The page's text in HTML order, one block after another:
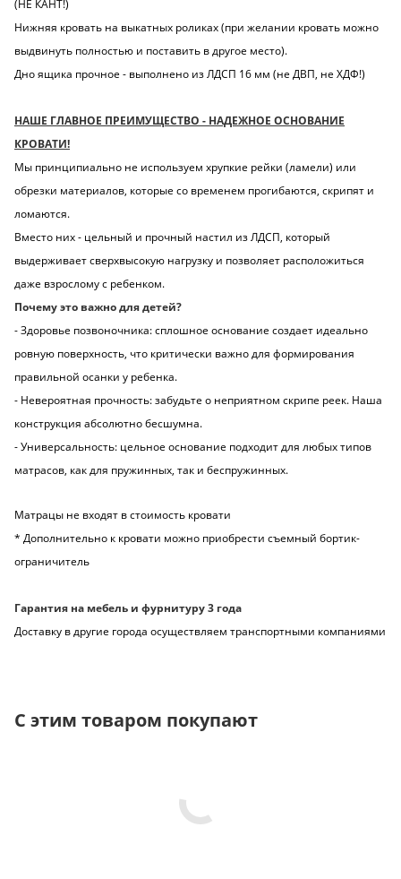
(НЕ КАНТ!)
Нижняя кровать на выкатных роликах (при желании кровать можно
выдвинуть полностью и поставить в другое место).
Дно ящика прочное - выполнено из ЛДСП 16 мм (не ДВП, не ХДФ!)
НАШЕ ГЛАВНОЕ ПРЕИМУЩЕСТВО - НАДЕЖНОЕ ОСНОВАНИЕ
КРОВАТИ!
Мы принципиально не используем хрупкие рейки (ламели) или
обрезки материалов, которые со временем прогибаются, скрипят и
ломаются.
Вместо них - цельный и прочный настил из ЛДСП, который
выдерживает сверхвысокую нагрузку и позволяет расположиться
даже взрослому с ребенком.
Почему это важно для детей?
- Здоровье позвоночника: сплошное основание создает идеально
ровную поверхность, что критически важно для формирования
правильной осанки у ребенка.
- Невероятная прочность: забудьте о неприятном скрипе реек. Наша
конструкция абсолютно бесшумна.
- Универсальность: цельное основание подходит для любых типов
матрасов, как для пружинных, так и беспружинных.
Матрацы не входят в стоимость кровати
* Дополнительно к кровати можно приобрести съемный бортик-
ограничитель
Гарантия на мебель и фурнитуру 3 года
Доставку в другие города осуществляем транспортными компаниями
С этим товаром покупают